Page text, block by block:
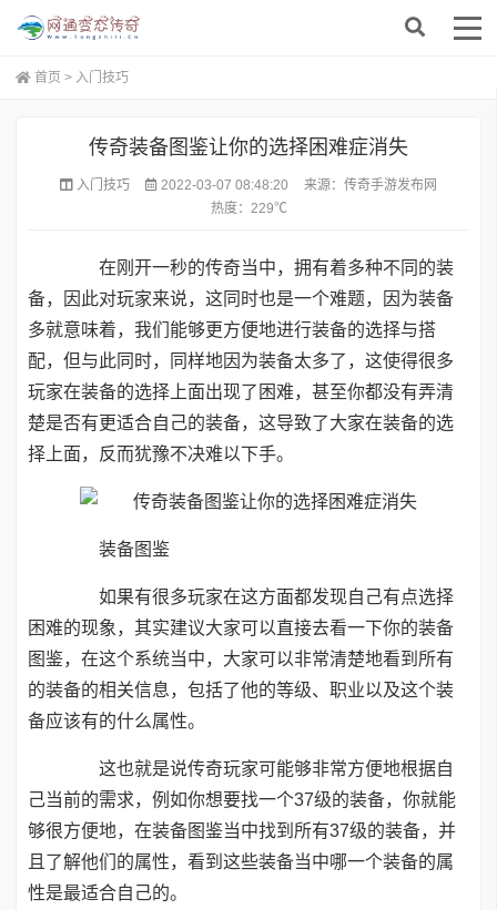
首页 > 入门技巧
传奇装备图鉴让你的选择困难症消失
入门技巧 2022-03-07 08:48:20 来源： 传奇手游发布网
热度： 229℃
在刚开一秒的传奇当中，拥有着多种不同的装
备，因此对玩家来说，这同时也是一个难题，因为装备
多就意味着，我们能够更方便地进行装备的选择与搭
配，但与此同时，同样地因为装备太多了，这使得很多
玩家在装备的选择上面出现了困难，甚至你都没有弄清
楚是否有更适合自己的装备，这导致了大家在装备的选
择上面，反而犹豫不决难以下手。
装备图鉴
如果有很多玩家在这方面都发现自己有点选择
困难的现象，其实建议大家可以直接去看一下你的装备
图鉴，在这个系统当中，大家可以非常清楚地看到所有
的装备的相关信息，包括了他的等级、职业以及这个装
备应该有的什么属性。
这也就是说传奇玩家可能够非常方便地根据自
己当前的需求，例如你想要找一个37级的装备，你就能
够很方便地，在装备图鉴当中找到所有37级的装备，并
且了解他们的属性，看到这些装备当中哪一个装备的属
性是最适合自己的。